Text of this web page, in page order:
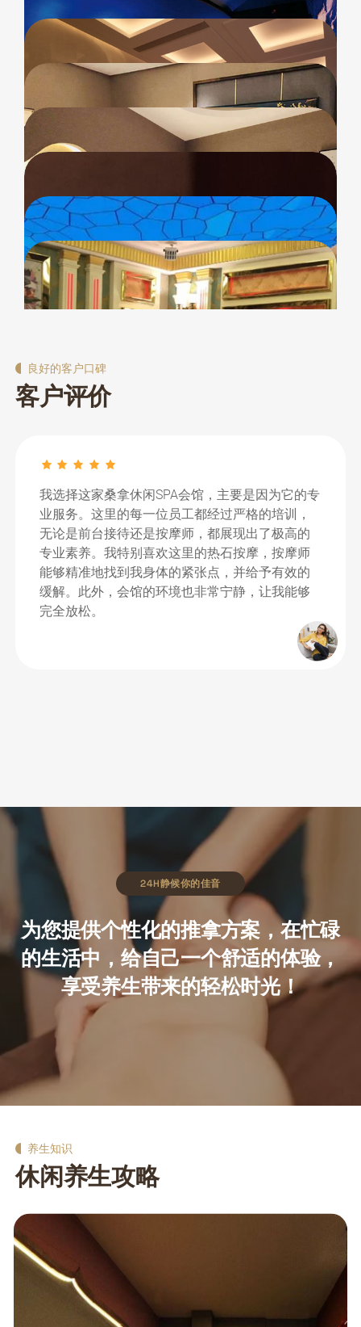
息区，配备了舒适的躺椅和沙发，让客户在享受桑拿
或水疗服务前后都能得到充分的休息。休息区装饰典
雅，采用柔和的照明和舒缓的音乐，营造出一种宁静
而放松的氛围。此外，我们还提供免费的茶点和饮
料，以满足客户在放松时刻的需求。
会所内的桑拿设施采用了最新的技术和设计，包括传
统的芬兰桑拿和红外线桑拿。我们的芬兰桑拿使用干
热蒸汽，有助于深层清洁皮肤和促进血液循环。红外
线桑拿则以其温和的热量和对肌肉的舒缓作用而受到
欢迎。所有桑拿室都经过精心设计，确保客户在享受
桑拿时的私密性和舒适度。
先进的桑拿设施
我们的多功能水疗池配备了各种水疗设施，如喷射水
流、气泡床和水下按摩喷头，为客户提供全面的放松
体验。水疗池的水保持恒温，且定期更换，确保水质
的清洁和卫生。此外，我们还提供各种水疗产品，如
的不同健身需求。我们的健身中心还设有私人教练，
为客户提供专业的健身指导和个性化的健身计划。
专业的健身中心
我们的按摩室提供了一系列专业的按摩服务，包括瑞
典式按摩、热石按摩和泰式按摩等。每个按摩室都装
饰得温馨而舒适，配备了高质量的按摩床和专业的按
摩设备。我们的按摩师都经过专业培训，能够根据客
户的需求提供个性化的按摩体验。
豪华的按摩室
蒸汽室是我们桑拿休闲会所的一大特色，提供了一个
私密且放松的空间。蒸汽室使用高温蒸汽，有助于打
开毛孔，清洁皮肤，同时还能缓解肌肉紧张和压力。
我们的蒸汽室设计得非常注重隐私，确保客户在享受
蒸汽浴时的舒适和放松。
会所内的餐饮区提供了一系列健康美味的餐饮选择，
包括新鲜的果汁、沙拉、三明治和各种健康小吃。我
们的餐饮区装饰优雅，提供舒适的就餐环境，客户可
优雅的餐饮区
提供热水淋浴，确保客户在桑拿或水疗后能够进行舒
适的淋浴。更衣室内还设有梳妆台和吹风机，方便客
户整理仪容。
豪华更衣室和淋浴室
为了满足商务客户的需求，我们的会所提供了多功能
会议室，配备了先进的视听设备和舒适的会议座椅。
会议室可以用于举办商务会议、研讨会或私人活动。
优雅的会所环境
良好的客户口碑
客户评价
作为一位母亲，我很高兴能找到一家适合全家的
桑拿休闲SPA会馆。这里的儿童游乐区让我的孩子
玩得非常开心，而我则可以安心享受水疗服务。
会馆还提供了家庭套餐，让我们一家人能够一起
享受SPA体验。这里的员工对孩子们非常友好，让
我感到非常放心。
24H静候你的佳音
为您提供个性化的推拿方案，在忙碌
的生活中，给自己一个舒适的体验，
享受养生带来的轻松时光！
养生知识
休闲养生攻略